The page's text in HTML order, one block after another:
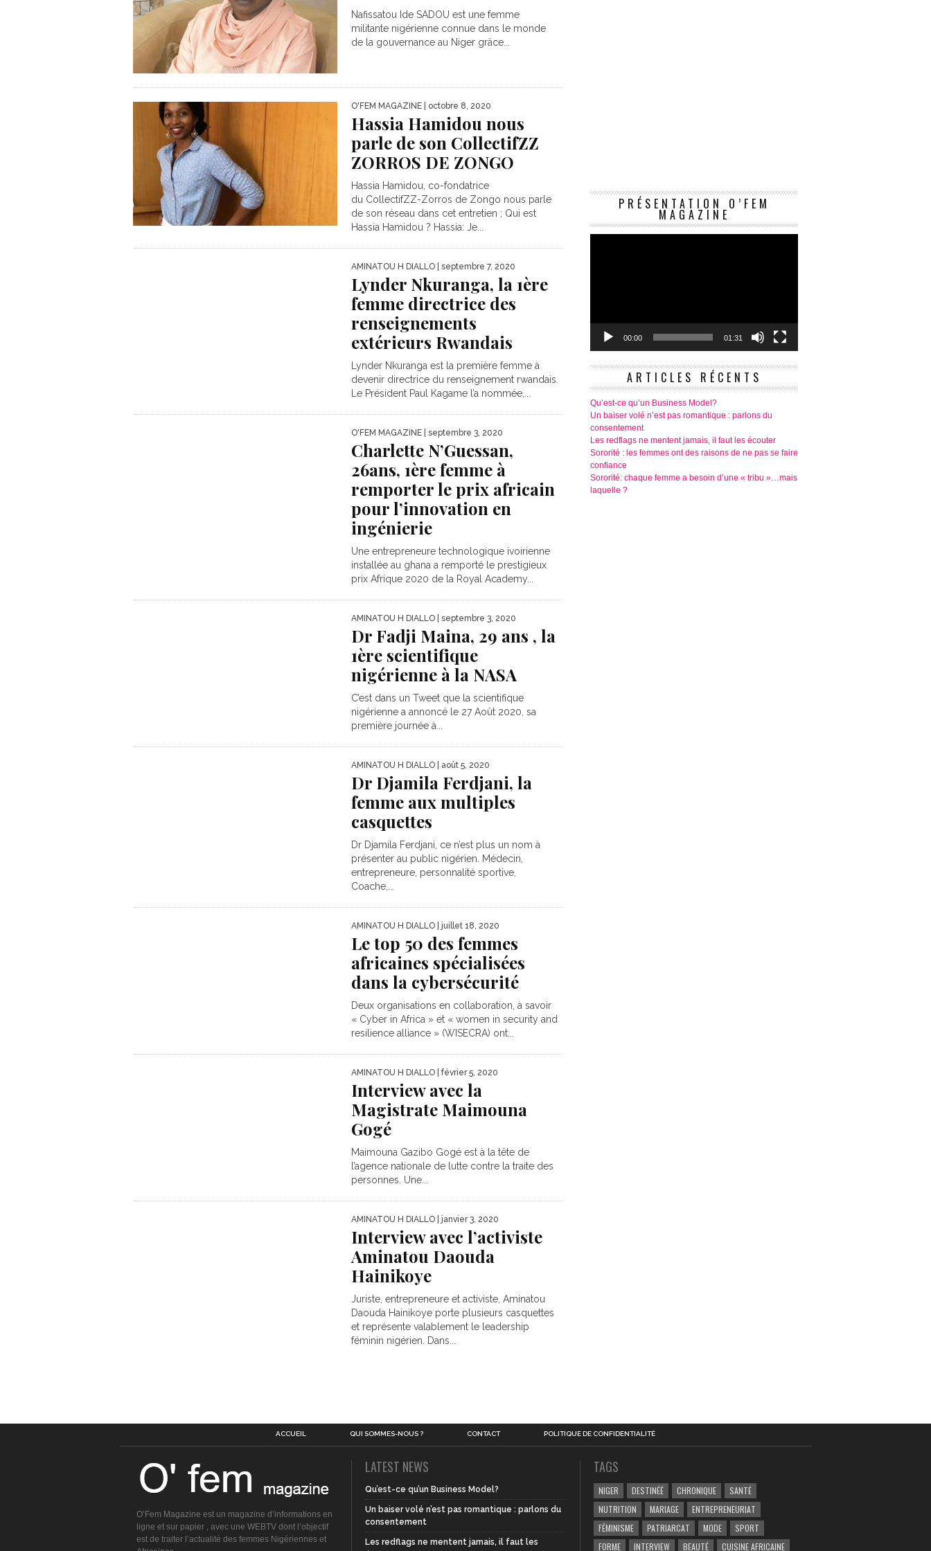
Nafissatou Ide SADOU est une femme
militante nigérienne connue dans le monde
de la gouvernance au Niger grâce...
O'FEM MAGAZINE | octobre 8, 2020
Hassia Hamidou nous
parle de son CollectifZZ
ZORROS DE ZONGO
Hassia Hamidou, co-fondatrice
du CollectifZZ-Zorros de Zongo nous parle
de son réseau dans cet entretien ; Qui est
Hassia Hamidou ? Hassia: Je...
AMINATOU H DIALLO | septembre 7, 2020
Lynder Nkuranga, la 1ère
femme directrice des
renseignements
extérieurs Rwandais
Lynder Nkuranga est la première femme à
devenir directrice du renseignement rwandais.
Le Président Paul Kagame l’a nommée,...
O'FEM MAGAZINE | septembre 3, 2020
Charlette N’Guessan,
26ans, 1ère femme à
remporter le prix africain
pour l’innovation en
ingénierie
Une entrepreneure technologique ivoirienne
installée au ghana a remporté le prestigieux
prix Afrique 2020 de la Royal Academy...
AMINATOU H DIALLO | septembre 3, 2020
Dr Fadji Maina, 29 ans , la
1ère scientifique
nigérienne à la NASA
C’est dans un Tweet que la scientifique
nigérienne a annoncé le 27 Août 2020, sa
première journée à...
AMINATOU H DIALLO | août 5, 2020
Dr Djamila Ferdjani, la
femme aux multiples
casquettes
Dr Djamila Ferdjani, ce n’est plus un nom à
présenter au public nigérien. Médecin,
entrepreneure, personnalité sportive,
Coache,...
AMINATOU H DIALLO | juillet 18, 2020
Le top 50 des femmes
africaines spécialisées
dans la cybersécurité
Deux organisations en collaboration, à savoir
« Cyber in Africa » et « women in security and
resilience alliance » (WISECRA) ont...
AMINATOU H DIALLO | février 5, 2020
Interview avec la
Magistrate Maimouna
Gogé
Maimouna Gazibo Gogé est à la tête de
l’agence nationale de lutte contre la traite des
personnes. Une...
AMINATOU H DIALLO | janvier 3, 2020
Interview avec l’activiste
Aminatou Daouda
Hainikoye
Juriste, entrepreneure et activiste, Aminatou
Daouda Hainikoye porte plusieurs casquettes
et représente valablement le leadership
féminin nigérien. Dans...
PRÉSENTATION O’FEM
MAGAZINE
Lecteur
00:00 01:31
ARTICLES RÉCENTS
Qu’est-ce qu’un Business Model?
Un baiser volé n’est pas romantique : parlons du
consentement
Les redflags ne mentent jamais, il faut les écouter
Sororité : les femmes ont des raisons de ne pas se faire
confiance
Sororité: chaque femme a besoin d’une « tribu »…mais
laquelle ?
ACCUEIL QUI SOMMES-NOUS ? CONTACT POLITIQUE DE CONFIDENTIALITÉ
O’Fem Magazine est un magazine d’informations en
ligne et sur papier , avec une WEBTV dont l’objectif
est de traiter l’actualité des femmes Nigériennes et
LATEST NEWS
Qu’est-ce qu’un Business Model?
Un baiser volé n’est pas romantique : parlons du
consentement
Les redflags ne mentent jamais, il faut les
TAGS
NIGER DESTINÉÉ CHRONIQUE
SANTÉ
NUTRITION
MARIAGE
ENTREPRENEURIAT
FÉMINISME
PATRIARCAT MODE
SPORT
FORME
INTERVIEW BEAUTÉ CUISINE AFRICAINE